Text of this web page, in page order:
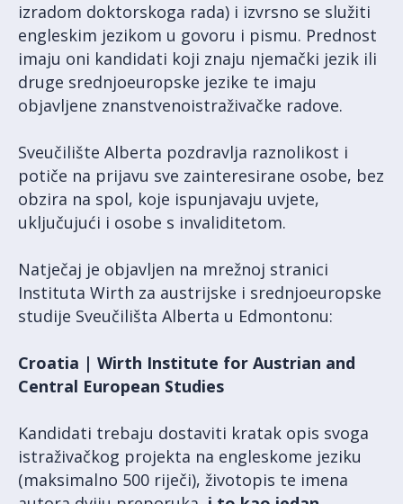
izradom doktorskoga rada) i izvrsno se služiti
engleskim jezikom u govoru i pismu. Prednost
imaju oni kandidati koji znaju njemački jezik ili
druge srednjoeuropske jezike te imaju
objavljene znanstvenoistraživačke radove.
Sveučilište Alberta pozdravlja raznolikost i
potiče na prijavu sve zainteresirane osobe, bez
obzira na spol, koje ispunjavaju uvjete,
uključujući i osobe s invaliditetom.
Natječaj je objavljen na mrežnoj stranici
Instituta Wirth za austrijske i srednjoeuropske
studije Sveučilišta Alberta u Edmontonu:
Croatia | Wirth Institute for Austrian and
Central European Studies
Kandidati trebaju dostaviti kratak opis svoga
istraživačkog projekta na engleskome jeziku
(maksimalno 500 riječi), životopis te imena